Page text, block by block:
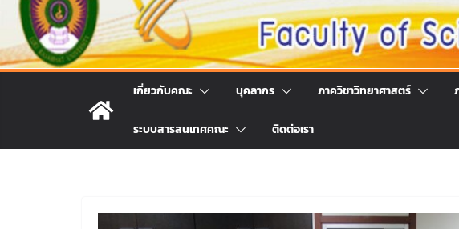
ประกาศสัปดาห์วิทยาศาสตร์แห่งชาติ ประจำปี
เกี่ยวกับคณะ บุคลากร ภาควิชาวิทยาศาสตร์
ระบบสารสนเทศคณะ ติดต่อเรา